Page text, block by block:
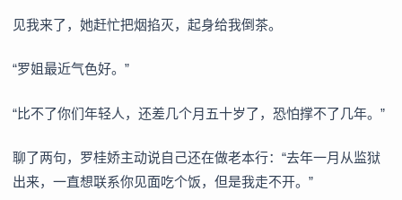
见我来了，她赶忙把烟掐灭，起身给我倒茶。
“罗姐最近气色好。”
“比不了你们年轻人，还差几个月五十岁了，恐怕撑不了几年。”
聊了两句，罗桂娇主动说自己还在做老本行：“去年一月从监狱
出来，一直想联系你见面吃个饭，但是我走不开。”